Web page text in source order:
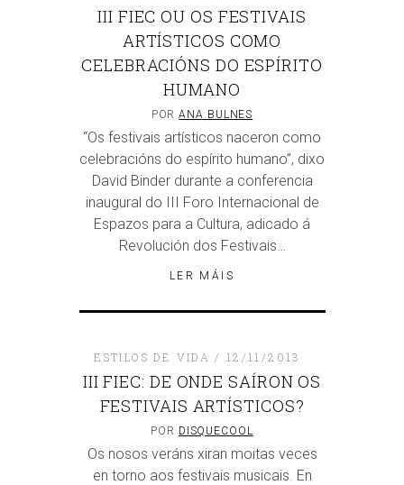
III FIEC OU OS FESTIVAIS
ARTÍSTICOS COMO
CELEBRACIÓNS DO ESPÍRITO
HUMANO
PORANA BULNES
“Os festivais artísticos naceron como
celebracións do espírito humano”, dixo
David Binder durante a conferencia
inaugural do III Foro Internacional de
Espazos para a Cultura, adicado á
Revolución dos Festivais…
LER MÁIS
ESTILOS DE VIDA 12/11/2013
III FIEC: DE ONDE SAÍRON OS
FESTIVAIS ARTÍSTICOS?
POR DISQUECOOL
Os nosos veráns xiran moitas veces
en torno aos festivais musicais. En